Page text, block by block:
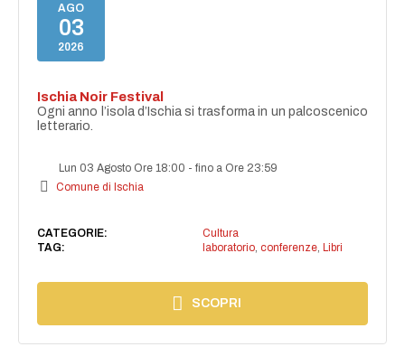
AGO
03
2026
Ischia Noir Festival
Ogni anno l’isola d’Ischia si trasforma in un palcoscenico
letterario.
Lun 03 Agosto Ore 18:00 -fino a Ore 23:59
Comune di Ischia
CATEGORIE:
Cultura
TAG:
laboratorio, conferenze, Libri
SCOPRI